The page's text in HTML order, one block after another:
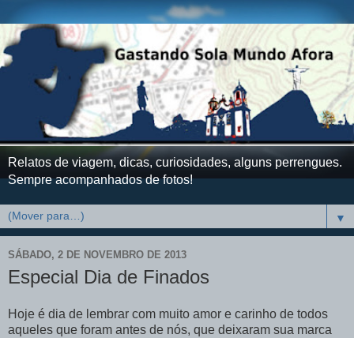
Relatos de viagem, dicas, curiosidades, alguns perrengues.
Sempre acompanhados de fotos!
▼
SÁBADO, 2 DE NOVEMBRO DE 2013
Especial Dia de Finados
Hoje é dia de lembrar com muito amor e carinho de todos
aqueles que foram antes de nós, que deixaram sua marca